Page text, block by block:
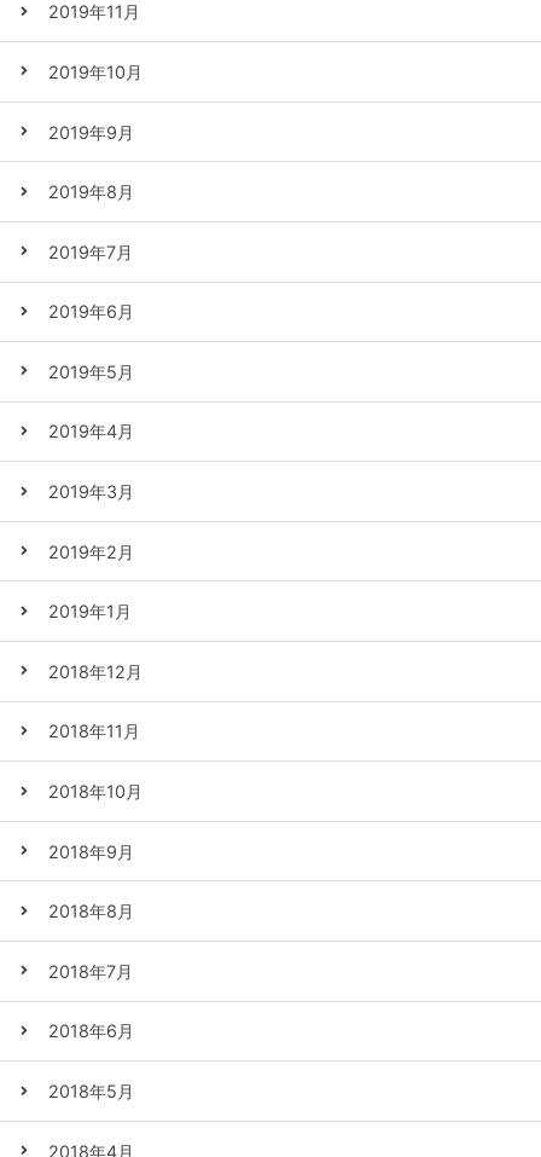
2019年11月
2019年10月
2019年9月
2019年8月
2019年7月
2019年6月
2019年5月
2019年4月
2019年3月
2019年2月
2019年1月
2018年12月
2018年11月
2018年10月
2018年9月
2018年8月
2018年7月
2018年6月
2018年5月
2018年4月